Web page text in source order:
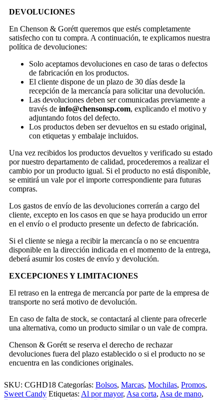
DEVOLUCIONES
En Chenson & Gorétt queremos que estés completamente
satisfecho con tu compra. A continuación, te explicamos nuestra
política de devoluciones:
Solo aceptamos devoluciones en caso de taras o defectos
de fabricación en los productos.
El cliente dispone de un plazo de 30 días desde la
recepción de la mercancía para solicitar una devolución.
Las devoluciones deben ser comunicadas previamente a
través de info@chensonsp.com, explicando el motivo y
adjuntando fotos del defecto.
Los productos deben ser devueltos en su estado original,
con etiquetas y embalaje incluidos.
Una vez recibidos los productos devueltos y verificado su estado
por nuestro departamento de calidad, procederemos a realizar el
cambio por un producto igual. Si el producto no está disponible,
se emitirá un vale por el importe correspondiente para futuras
compras.
Los gastos de envío de las devoluciones correrán a cargo del
cliente, excepto en los casos en que se haya producido un error
en el envío o el producto presente un defecto de fabricación.
Si el cliente se niega a recibir la mercancía o no se encuentra
disponible en la dirección indicada en el momento de la entrega,
deberá asumir los costes de envío y devolución.
EXCEPCIONES Y LIMITACIONES
El retraso en la entrega de mercancía por parte de la empresa de
transporte no será motivo de devolución.
En caso de falta de stock, se contactará al cliente para ofrecerle
una alternativa, como un producto similar o un vale de compra.
Chenson & Gorétt se reserva el derecho de rechazar
devoluciones fuera del plazo establecido o si el producto no se
encuentra en las condiciones originales.
SKU: CGHD18 Categorías: Bolsos, Marcas, Mochilas, Promos,
Sweet Candy Etiquetas: Al por mayor, Asa corta, Asa de mano,